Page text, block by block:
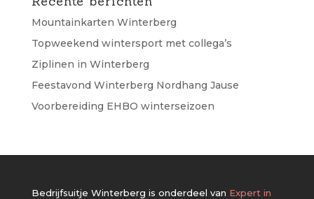
Mountainkarten Winterberg
Topweekend wintersport met collega’s
Ziplinen in Winterberg
Feestavond Winterberg Nordhang Jause
Voorbereiding EHBO winterseizoen
Bedrijfsuitje Winterberg is onderdeel van Expert in